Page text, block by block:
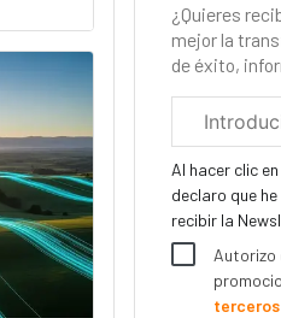
¿Quieres
mejor la
de éxito,
electrónico
Al hacer clic en
declaro que
recibir la
Autorizo
terceros